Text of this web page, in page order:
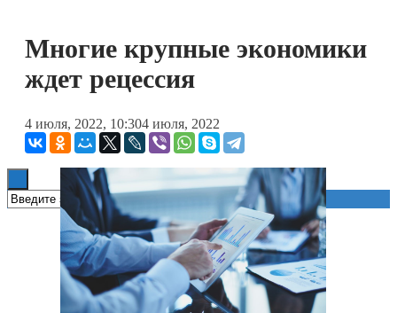
Книги
Многие крупные экономики
ждет рецессия
4 июля, 2022, 10:304 июля, 2022